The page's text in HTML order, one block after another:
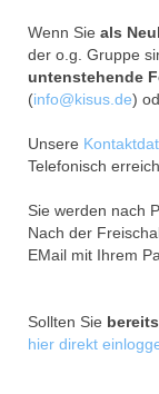
Wenn Sie als
der o.g. Gruppe
untenstehende
(info@kisus.de)
Unsere
Telefonisch
Sie werden nach
Nach der
EMail mit Ihrem
Sollten Sie
hier direkt